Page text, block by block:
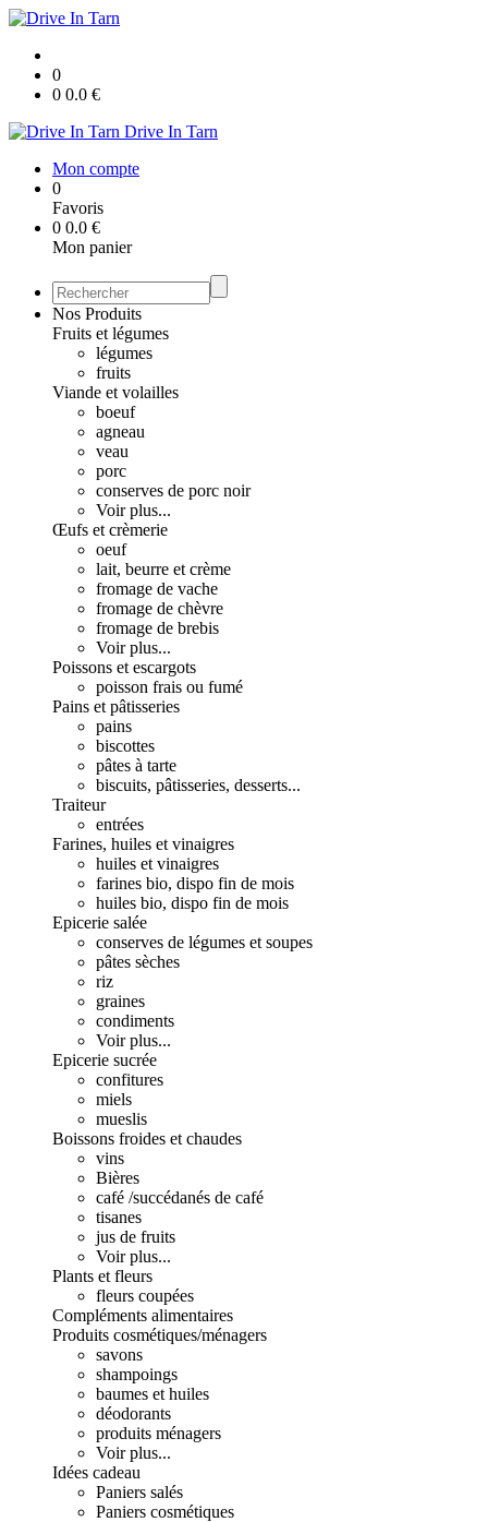
0
0 0.0 €
Drive In Tarn
Mon compte
0
Favoris
0 0.0 €
Mon panier
Nos Produits
Fruits et légumes
légumes
fruits
Viande et volailles
boeuf
agneau
veau
porc
conserves de porc noir
Voir plus...
Œufs et crèmerie
oeuf
lait, beurre et crème
fromage de vache
fromage de chèvre
fromage de brebis
Voir plus...
Poissons et escargots
poisson frais ou fumé
Pains et pâtisseries
pains
biscottes
pâtes à tarte
biscuits, pâtisseries, desserts...
Traiteur
entrées
Farines, huiles et vinaigres
huiles et vinaigres
farines bio, dispo fin de mois
huiles bio, dispo fin de mois
Epicerie salée
conserves de légumes et soupes
pâtes sèches
riz
graines
condiments
Voir plus...
Epicerie sucrée
confitures
miels
mueslis
Boissons froides et chaudes
vins
Bières
café /succédanés de café
tisanes
jus de fruits
Voir plus...
Plants et fleurs
fleurs coupées
Compléments alimentaires
Produits cosmétiques/ménagers
savons
shampoings
baumes et huiles
déodorants
produits ménagers
Voir plus...
Idées cadeau
Paniers salés
Paniers cosmétiques